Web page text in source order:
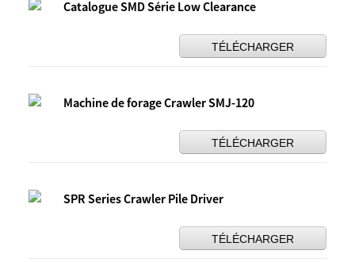
Catalogue SMD Série Low Clearance
TÉLÉCHARGER
Machine de forage Crawler SMJ-120
TÉLÉCHARGER
SPR Series Crawler Pile Driver
TÉLÉCHARGER